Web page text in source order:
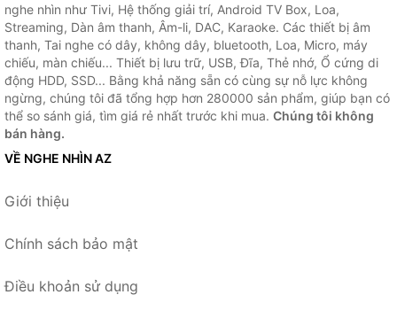
nghe nhìn như Tivi, Hệ thống giải trí, Android TV Box, Loa,
Streaming, Dàn âm thanh, Âm-li, DAC, Karaoke. Các thiết bị âm
thanh, Tai nghe có dây, không dây, bluetooth, Loa, Micro, máy
chiếu, màn chiếu... Thiết bị lưu trữ, USB, Đĩa, Thẻ nhớ, Ổ cứng di
động HDD, SSD... Bằng khả năng sẵn có cùng sự nỗ lực không
ngừng, chúng tôi đã tổng hợp hơn 280000 sản phẩm, giúp bạn có
thể so sánh giá, tìm giá rẻ nhất trước khi mua. Chúng tôi không
bán hàng.
VỀ NGHE NHÌN AZ
Giới thiệu
Chính sách bảo mật
Điều khoản sử dụng